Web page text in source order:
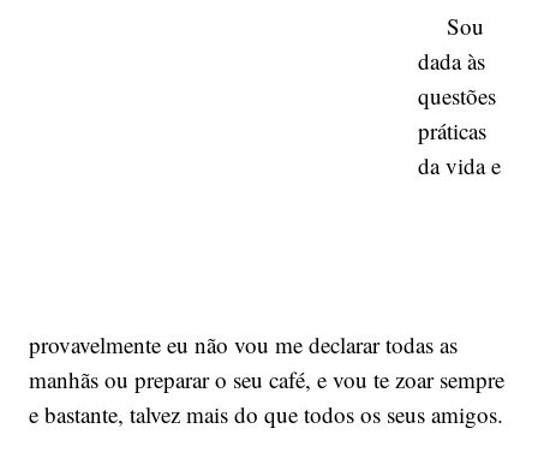
Sou
dada às
questões
práticas
da vida e
provavelmente eu não vou me declarar todas as
manhãs ou preparar o seu café, e vou te zoar sempre
e bastante, talvez mais do que todos os seus amigos.